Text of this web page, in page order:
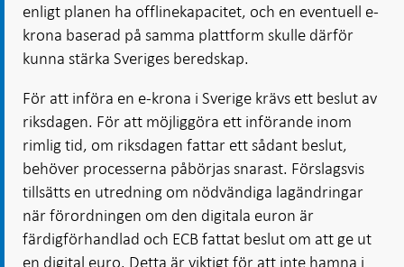
enligt planen ha offlinekapacitet, och en eventuell e-
krona baserad på samma plattform skulle därför
kunna stärka Sveriges beredskap.
För att införa en e-krona i Sverige krävs ett beslut av
riksdagen. För att möjliggöra ett införande inom
rimlig tid, om riksdagen fattar ett sådant beslut,
behöver processerna påbörjas snarast. Förslagsvis
tillsätts en utredning om nödvändiga lagändringar
när förordningen om den digitala euron är
färdigförhandlad och ECB fattat beslut om att ge ut
en digital euro. Detta är viktigt för att inte hamna i